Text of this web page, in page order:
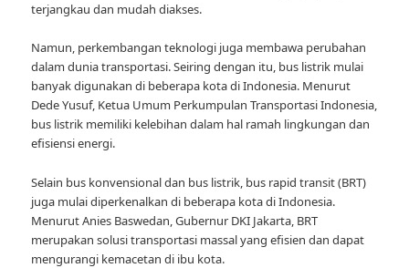
terjangkau dan mudah diakses.
Namun, perkembangan teknologi juga membawa perubahan
dalam dunia transportasi. Seiring dengan itu, bus listrik mulai
banyak digunakan di beberapa kota di Indonesia. Menurut
Dede Yusuf, Ketua Umum Perkumpulan Transportasi Indonesia,
bus listrik memiliki kelebihan dalam hal ramah lingkungan dan
efisiensi energi.
Selain bus konvensional dan bus listrik, bus rapid transit (BRT)
juga mulai diperkenalkan di beberapa kota di Indonesia.
Menurut Anies Baswedan, Gubernur DKI Jakarta, BRT
merupakan solusi transportasi massal yang efisien dan dapat
mengurangi kemacetan di ibu kota.